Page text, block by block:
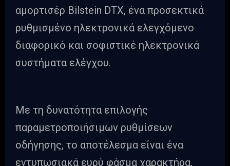
αμορτισέρ Bilstein DTX, ένα προσεκτικά
ρυθμισμένο ηλεκτρονικά ελεγχόμενο
διαφορικό και σοφιστικέ ηλεκτρονικά
συστήματα ελέγχου.
Με τη δυνατότητα επιλογής
παραμετροποιήσιμων ρυθμίσεων
οδήγησης, το αποτέλεσμα είναι ένα
εντυπωσιακά ευρύ φάσμα χαρακτήρα,